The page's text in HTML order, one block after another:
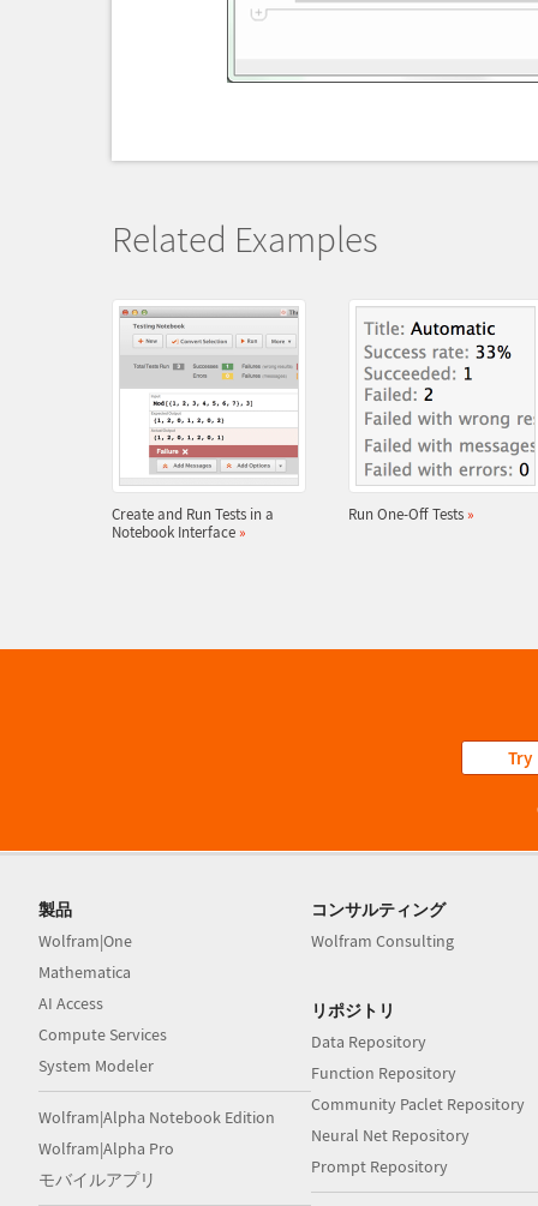
Related Examples
Create and Run Tests in a
Notebook Interface »
Run One-Off Tests »
Try
製品
Wolfram|One
Mathematica
AI Access
Compute Services
System Modeler
Wolfram|Alpha Notebook Edition
Wolfram|Alpha Pro
モバイルアプリ
コンサルティング
Wolfram Consulting
リポジトリ
Data Repository
Function Repository
Community Paclet Repository
Neural Net Repository
Prompt Repository